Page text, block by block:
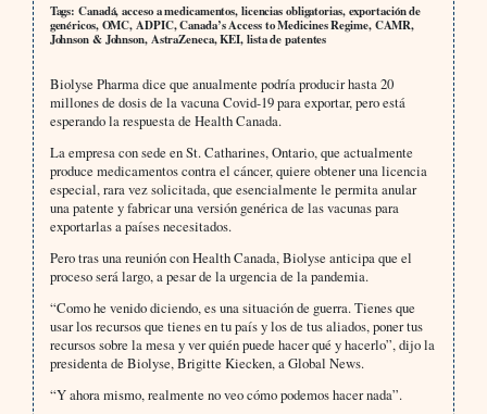
Tags: Canadá, acceso a medicamentos, licencias obligatorias, exportación de
genéricos, OMC, ADPIC, Canada’s Access to Medicines Regime, CAMR,
Johnson & Johnson, AstraZeneca, KEI, lista de patentes
Biolyse Pharma dice que anualmente podría producir hasta 20
millones de dosis de la vacuna Covid-19 para exportar, pero está
esperando la respuesta de Health Canada.
La empresa con sede en St. Catharines, Ontario, que actualmente
produce medicamentos contra el cáncer, quiere obtener una licencia
especial, rara vez solicitada, que esencialmente le permita anular
una patente y fabricar una versión genérica de las vacunas para
exportarlas a países necesitados.
Pero tras una reunión con Health Canada, Biolyse anticipa que el
proceso será largo, a pesar de la urgencia de la pandemia.
“Como he venido diciendo, es una situación de guerra. Tienes que
usar los recursos que tienes en tu país y los de tus aliados, poner tus
recursos sobre la mesa y ver quién puede hacer qué y hacerlo”, dijo la
presidenta de Biolyse, Brigitte Kiecken, a Global News.
“Y ahora mismo, realmente no veo cómo podemos hacer nada”.